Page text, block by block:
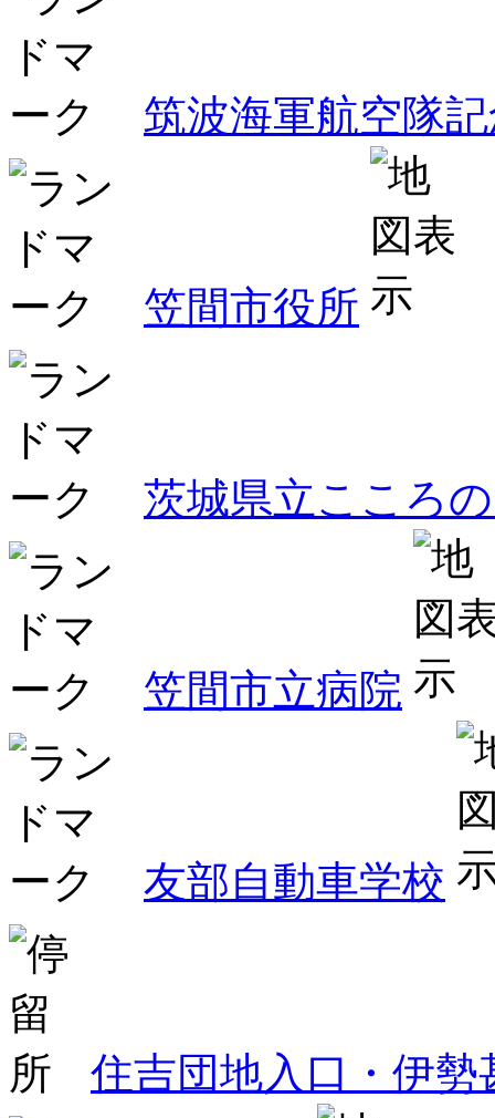
筑波海軍航空隊
笠間市役所
茨城県立こころ
笠間市立病院
友部自動車学校
住吉団地入口・伊